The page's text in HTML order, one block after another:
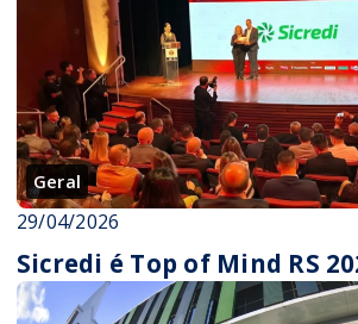
Geral
29/04/2026
Sicredi é Top of Mind RS